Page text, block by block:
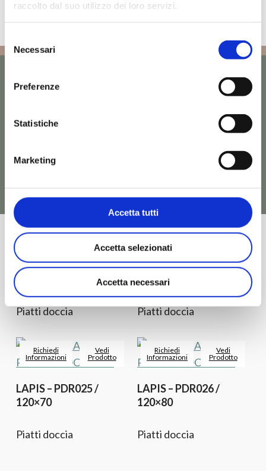
raccolto dal suo utilizzo dei loro servizi.
delNecessari
Preferenze
Statistiche
Marketing
Accetta tutti
Accetta selezionati
Accetta necessari
Altri prodotti Lapis che
potrebbero interessarti
Richiedi
Informazioni
Vedi
Prodotto
LAPIS – PDR023 /
100×70
Piatti doccia
Richiedi
Informazioni
Vedi
Prodotto
LAPIS – PDR024 /
100×80
Piatti doccia
Richiedi
Informazioni
Vedi
Prodotto
LAPIS – PDR025 /
120×70
Piatti doccia
Richiedi
Informazioni
Vedi
Prodotto
LAPIS – PDR026 /
120×80
Piatti doccia